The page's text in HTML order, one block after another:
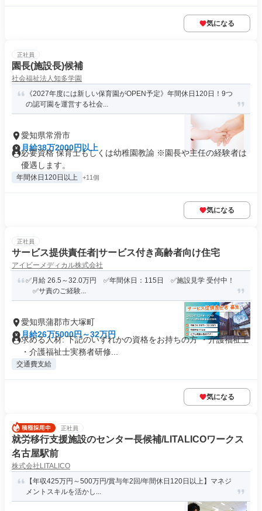
気になる
正社員
園長(施設長)候補
社会福祉法人知多学園
《2027年度には新しい保育園がOPEN予定》年間休日120日！9つ
の認可園を運営する社会...
愛知県常滑市
月給38万2000円以上
必要資格 保育士もしくは幼稚園教諭 ※園長や主任の経験者は
優遇します。
年間休日120日以上 +11個
気になる
正社員
サービス提供責任者|サービス付き高齢者向け住宅
アイビーメディカル株式会社
✅月給 26.5～32.0万円 ✅年間休日：115日 ✅施設見学 受付中！
✅サ責のご経験...
愛知県蒲郡市大塚町
月給26万5000円～32万円
求める人材: 下記のいずれかの資格をお持ちの方 ・介護福祉士
・介護福祉士実務者研修...
交通費支給
気になる
正社員
就労移行支援施設のセンター長候補/LITALICOワークス
名古屋駅前
株式会社LITALICO
【年収425万円～500万円/賞与年2回/年間休日120日以上】マネジ
メントスキルを活かし...